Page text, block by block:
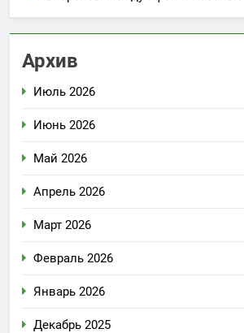
Архив
Июль 2026
Июнь 2026
Май 2026
Апрель 2026
Март 2026
Февраль 2026
Январь 2026
Декабрь 2025